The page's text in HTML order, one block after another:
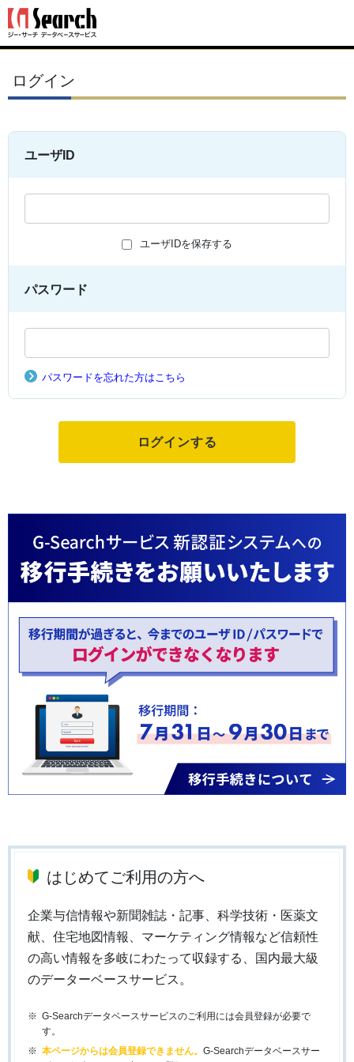
ログイン
ユーザID
ユーザIDを保存する
パスワード
パスワードを忘れた方はこちら
はじめてご利用の方へ
企業与信情報や新聞雑誌・記事、科学技術・医薬文
献、住宅地図情報、マーケティング情報など信頼性
の高い情報を多岐にわたって収録する、国内最大級
のデーターベースサービス。
G-Searchデータベースサービスのご利用には会員登録が必要で
す。
本ページからは会員登録できません。 G-Searchデータベースサー